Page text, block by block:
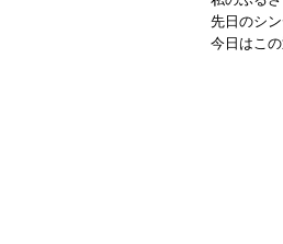
先日のシ
今日はこ